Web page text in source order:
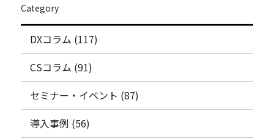
Category
DXコラム (117)
CSコラム (91)
セミナー・イベント (87)
導入事例 (56)